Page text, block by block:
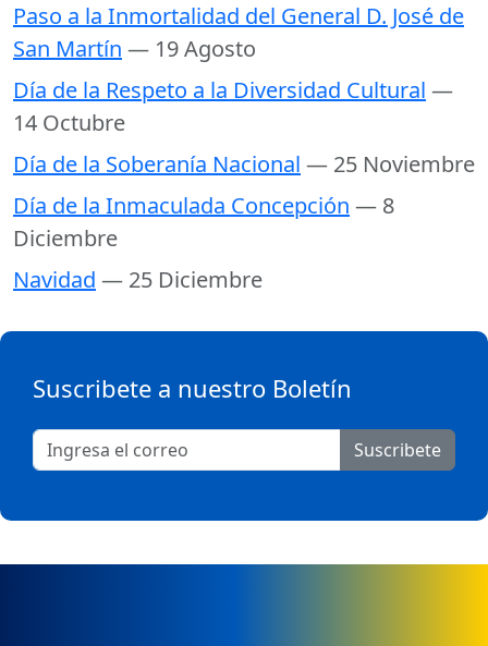
Paso a la Inmortalidad del General D. José de
San Martín — 19 Agosto
Día de la Respeto a la Diversidad Cultural —
14 Octubre
Día de la Soberanía Nacional — 25 Noviembre
Día de la Inmaculada Concepción — 8
Diciembre
Navidad — 25 Diciembre
Suscribete a nuestro Boletín
Suscribete